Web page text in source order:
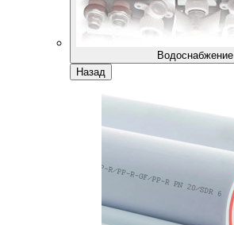
Водоснабжение
Назад